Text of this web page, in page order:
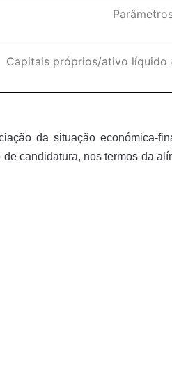
Capitais próprios/ativo líquido
da situação económica-
candidatura, nos termos da